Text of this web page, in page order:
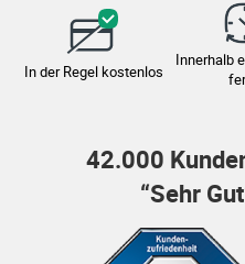
In der Regel kostenlos
Innerhalb
42.000
“Sehr